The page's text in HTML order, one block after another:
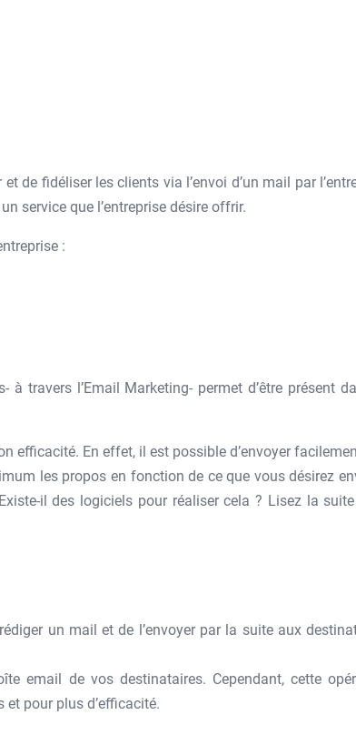
de fidéliser les clients via l’envoi d’un mail par
service que l’entreprise désire offrir.
:
travers l’Email Marketing- permet d’être présent
efficacité. En effet, il est possible d’envoyer
les propos en fonction de ce que vous désirez
il des logiciels pour réaliser cela ? Lisez la
un mail et de l’envoyer par la suite aux
email de vos destinataires. Cependant, cette
pour plus d’efficacité.